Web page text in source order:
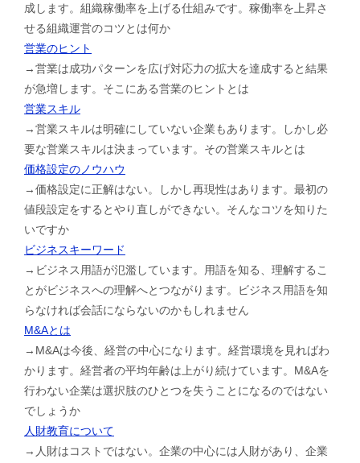
成します。組織稼働率を上げる仕組みです。稼働率を上昇さ
せる組織運営のコツとは何か
営業のヒント
→営業は成功パターンを広げ対応力の拡大を達成すると結果
が急増します。そこにある営業のヒントとは
営業スキル
→営業スキルは明確にしていない企業もあります。しかし必
要な営業スキルは決まっています。その営業スキルとは
価格設定のノウハウ
→価格設定に正解はない。しかし再現性はあります。最初の
値段設定をするとやり直しができない。そんなコツを知りた
いですか
ビジネスキーワード
→ビジネス用語が氾濫しています。用語を知る、理解するこ
とがビジネスへの理解へとつながります。ビジネス用語を知
らなければ会話にならないのかもしれません
M&Aとは
→M&Aは今後、経営の中心になります。経営環境を見ればわ
かります。経営者の平均年齢は上がり続けています。M&Aを
行わない企業は選択肢のひとつを失うことになるのではない
でしょうか
人財教育について
→人財はコストではない。企業の中心には人財があり、企業